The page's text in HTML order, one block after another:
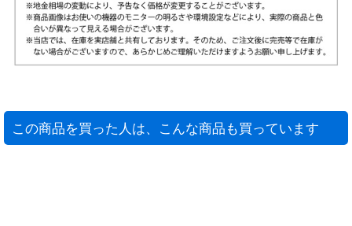
この商品を買った人は、こんな商品も買っています